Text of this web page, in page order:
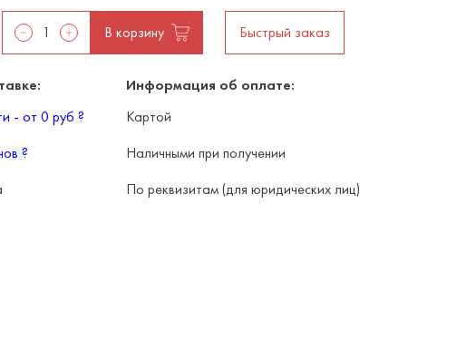
В корзину Быстрый заказ
- от 0 руб?
?
Информация об оплате:
Картой
Наличными при получении
По реквизитам (для юридических лиц)